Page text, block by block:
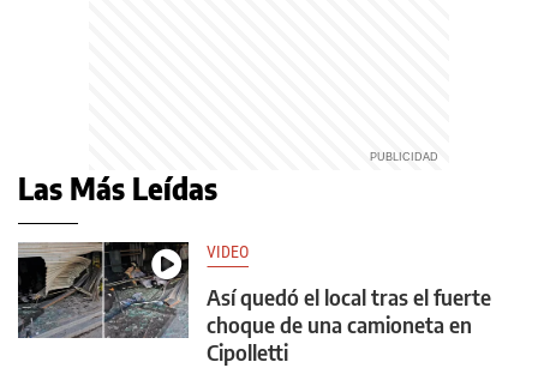
Las Más Leídas
VIDEO
Así quedó el local tras el fuerte
choque de una camioneta en
Cipolletti